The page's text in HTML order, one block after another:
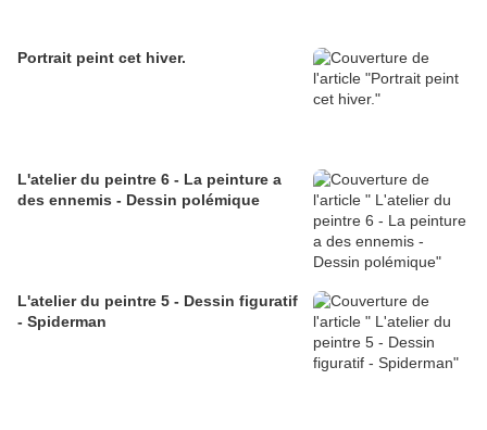
Portrait peint cet hiver.
L'atelier du peintre 6 - La peinture a
des ennemis - Dessin polémique
L'atelier du peintre 5 - Dessin figuratif
- Spiderman